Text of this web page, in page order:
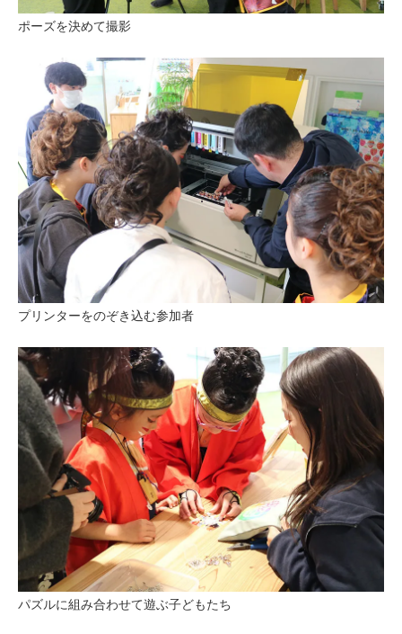
ポーズを決めて撮影
プリンターをのぞき込む参加者
パズルに組み合わせて遊ぶ子どもたち